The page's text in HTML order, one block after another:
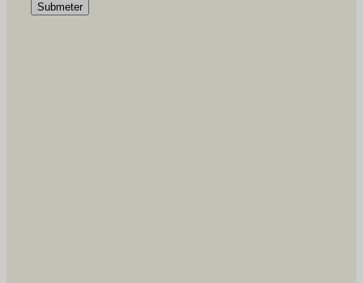
Submeter